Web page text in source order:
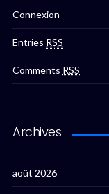
Connexion
Entries RSS
Comments RSS
Archives
août 2026